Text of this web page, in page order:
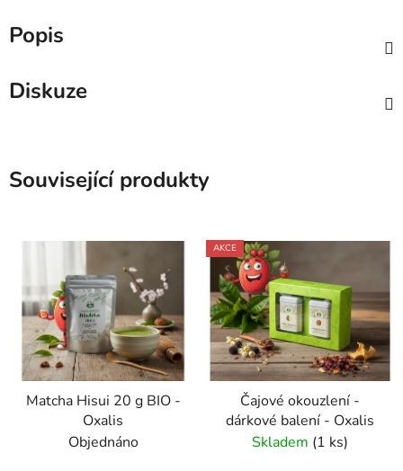
Popis
Diskuze
Související produkty
Matcha Hisui 20 g BIO -
Oxalis
Objednáno
AKCE
Čajové okouzlení -
dárkové balení - Oxalis
Skladem (1 ks)